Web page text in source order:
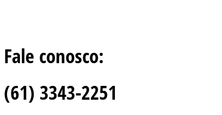
Fale conosco:
(61) 3343-2251